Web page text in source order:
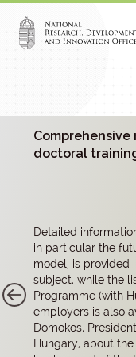
doctoral
Detailed
in particular the
model, is provided
subject, while the
Programme (with
employers is also
Domokos,
Hungary, about